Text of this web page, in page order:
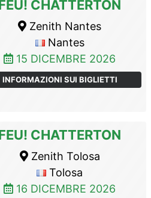
CHATTERTON
Zenith Nantes
Nantes
15 DICEMBRE 2026
INFORMAZIONI SUI BIGLIETTI
CHATTERTON
Zenith Tolosa
Tolosa
16 DICEMBRE 2026